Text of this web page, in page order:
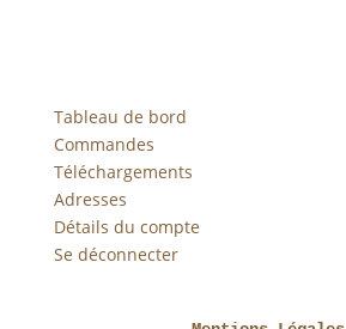
Tableau de bord
Commandes
Téléchargements
Adresses
Détails du compte
Se déconnecter